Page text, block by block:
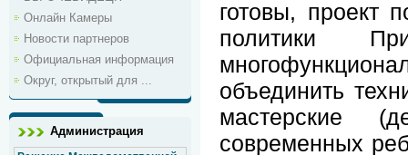
Онлайн Камеры
Новости партнеров
Официальная информация
Округ, открытый для ...
Администрация
готовы, проект
политики
объединить
мастерские
современных